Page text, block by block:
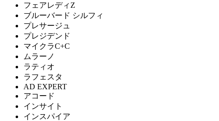
フェアレディZ
ブルーバード シルフィ
プレサージュ
プレジデンド
マイクラC+C
ムラーノ
ラティオ
ラフェスタ
AD EXPERT
アコード
インサイト
インスパイア